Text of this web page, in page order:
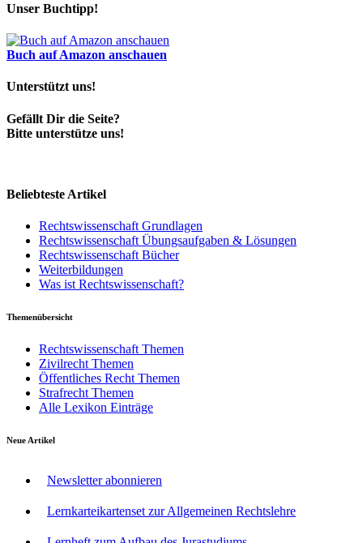
Unser Buchtipp!
Buch auf Amazon anschauen
Unterstützt uns!
Gefällt Dir die Seite?
Bitte unterstütze uns!
Beliebteste Artikel
Rechtswissenschaft Grundlagen
Rechtswissenschaft Übungsaufgaben & Lösungen
Rechtswissenschaft Bücher
Weiterbildungen
Was ist Rechtswissenschaft?
Themenübersicht
Rechtswissenschaft Themen
Zivilrecht Themen
Öffentliches Recht Themen
Strafrecht Themen
Alle Lexikon Einträge
Neue Artikel
Newsletter abonnieren
Lernkarteikartenset zur Allgemeinen Rechtslehre